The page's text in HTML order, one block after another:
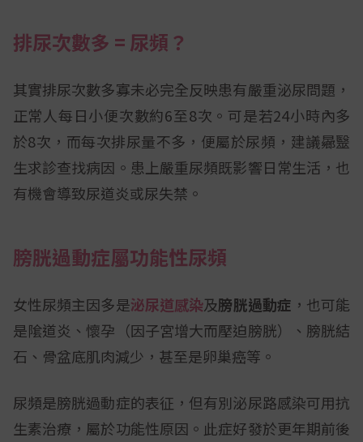
排尿次數多 = 尿頻？
其實排尿次數多寡未必完全反映患有嚴重泌尿問題，
正常人每日小便次數約6至8次。可是若24小時內多
於8次，而每次排尿量不多，便屬於尿頻，建議曏毉
生求診查找病因。患上嚴重尿頻既影響日常生活，也
有機會導致尿道炎或尿失禁。
膀胱過動症屬功能性尿頻
女性尿頻主因多是泌尿道感染及膀胱過動症 ，也可能
是隂道炎、懷孕（因子宮增大而壓迫膀胱）、膀胱結
石、骨盆底肌肉減少，甚至是卵巢癌等。
尿頻是膀胱過動症的表征，但有別泌尿路感染可用抗
生素治療，屬於功能性原因。此症好發於更年期前後